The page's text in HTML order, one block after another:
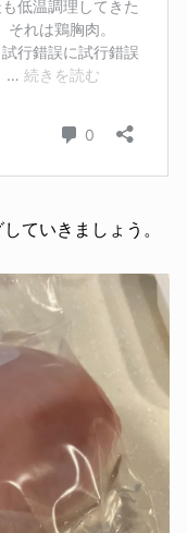
ていきましょう。